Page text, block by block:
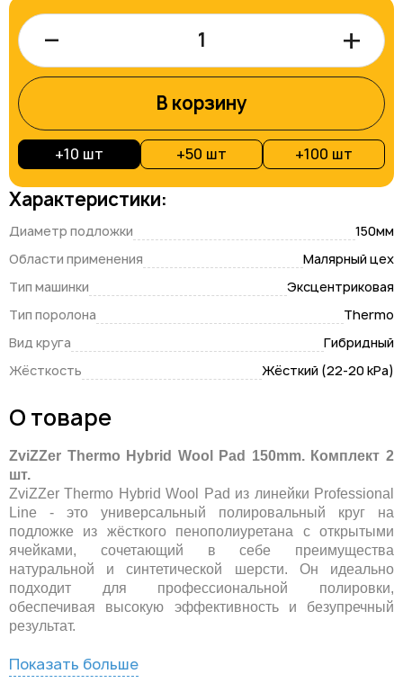
– +
В корзину
+10 шт +50 шт +100 шт
Характеристики:
Диаметр подложки
150мм
Области применения
Малярный цех
Тип машинки
Эксцентриковая
Тип поролона
Thermo
Вид круга
Гибридный
Жёсткость
Жёсткий (22-20 kPa)
О товаре
ZviZZer Thermo Hybrid Wool Pad 150mm. Комплект 2
шт.
ZviZZer Thermo Hybrid Wool Pad из линейки Professional
Line - это универсальный полировальный круг на
подложке из жёсткого пенополиуретана с открытыми
ячейками, сочетающий в себе преимущества
натуральной и синтетической шерсти. Он идеально
подходит для профессиональной полировки,
обеспечивая высокую эффективность и безупречный
результат.
Показать больше